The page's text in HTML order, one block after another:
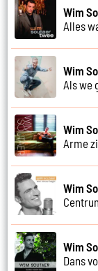
Wim
Alles
Wim
Als we
Wim
Arme
Wim
Wim
Dans